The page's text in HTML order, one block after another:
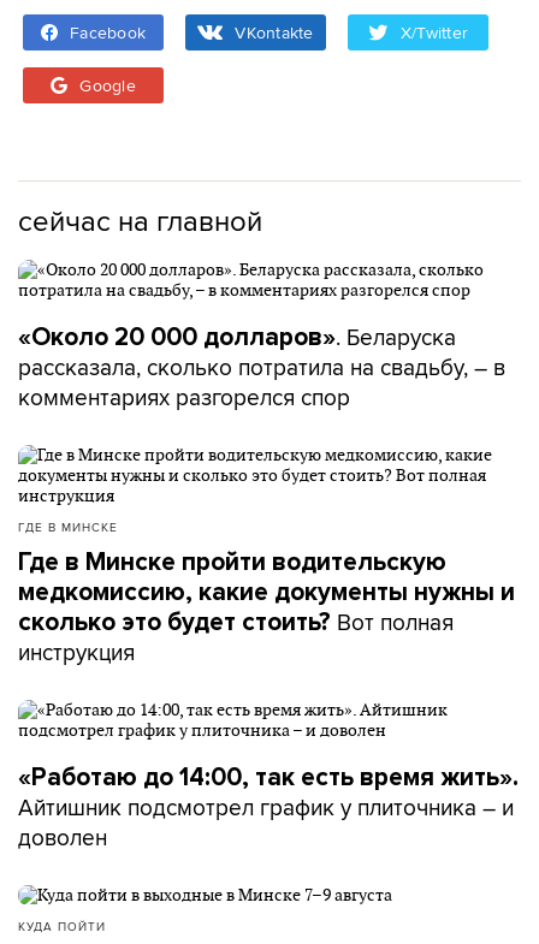
Facebook VKontakte X/Twitter
Google
сейчас на главной
«Около 20 000 долларов». Беларуска
рассказала, сколько потратила на свадьбу, – в
комментариях разгорелся спор
ГДЕ В МИНСКЕ
Где в Минске пройти водительскую
медкомиссию, какие документы нужны и
сколько это будет стоить? Вот полная
инструкция
«Работаю до 14:00, так есть время жить».
Айтишник подсмотрел график у плиточника – и
доволен
КУДА ПОЙТИ